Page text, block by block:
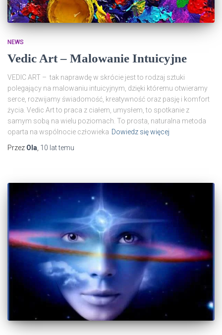
NEWS
Vedic Art – Malowanie Intuicyjne
VEDIC ART – tak naprawdę w skrócie jest to rodzaj sztuki
polegający na malowaniu intuicyjnym, dzięki któremu otwieramy
serce, rozwijamy świadomość, kreatywność oraz pasję i komfort
życia. Vedic Art to praca z ciałem, umysłem, to spotkanie z
samym sobą na wielu poziomach. To prosta, naturalna metoda
oparta na wspólnocie człowieka Dowiedz się więcej
Przez Ola 10 lattemu